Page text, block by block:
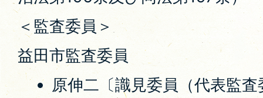
＜監査委員＞
益田市監査委員
原伸二〔識見委員（代表監